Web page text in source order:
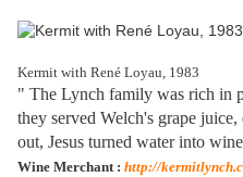
Kermit with René Loyau, 1983
" The Lynch family was rich in
they served Welch's grape
out, Jesus turned water into
Wine Merchant : http://